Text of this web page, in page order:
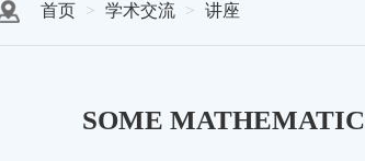
首页 学术交流 讲座
SOME